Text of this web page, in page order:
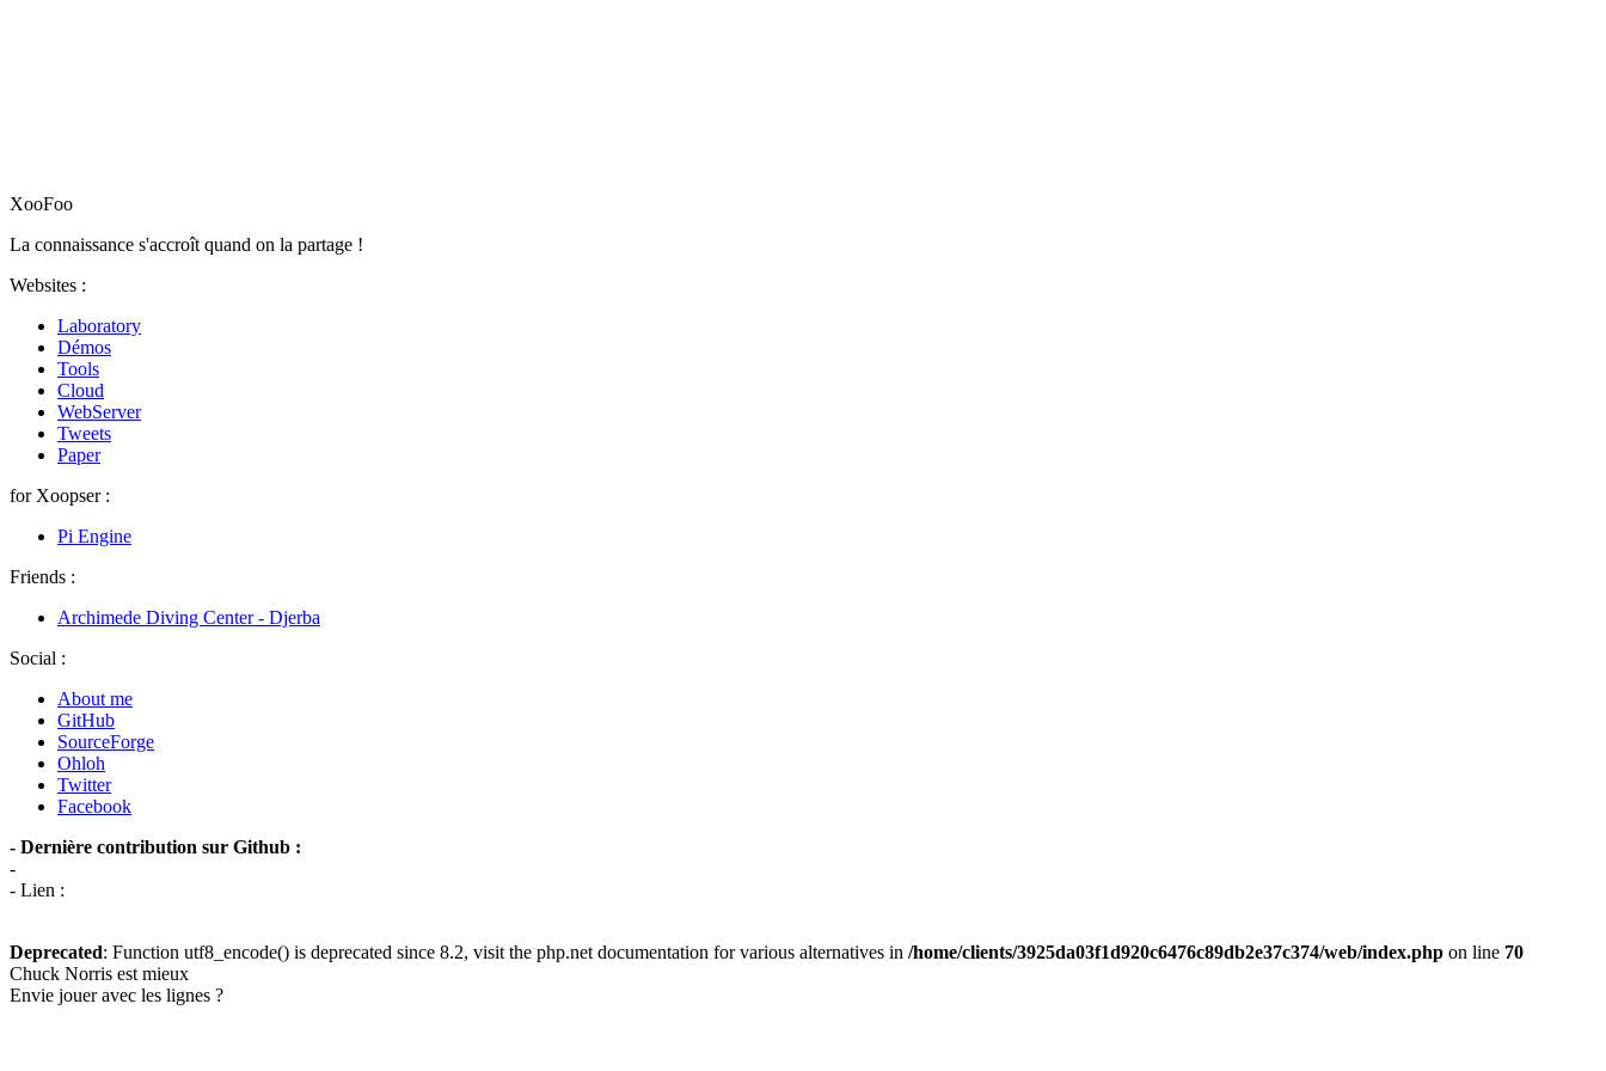
XooFoo
La connaissance s'accroît quand on la partage !
Websites :
Laboratory
Démos
Tools
Cloud
WebServer
Tweets
Paper
for Xoopser :
Pi Engine
Friends :
Archimede Diving Center - Djerba
Social :
About me
GitHub
SourceForge
Ohloh
Twitter
Facebook
- Dernière contribution sur Github :
-
- Lien :
Deprecated: Function utf8_encode() is deprecated since 8.2, visit the php.net documentation for various alternatives in /home/clients/3925da03f1d920c6476c89db2e37c374/web/index.php on line 70
Chuck Norris est mieux
Envie jouer avec les lignes ?